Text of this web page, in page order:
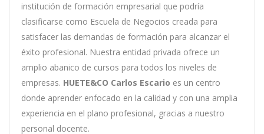
institución de formación empresarial que podría
clasificarse como Escuela de Negocios creada para
satisfacer las demandas de formación para alcanzar el
éxito profesional. Nuestra entidad privada ofrece un
amplio abanico de cursos para todos los niveles de
empresas. HUETE&CO Carlos Escario es un centro
donde aprender enfocado en la calidad y con una amplia
experiencia en el plano profesional, gracias a nuestro
personal docente.